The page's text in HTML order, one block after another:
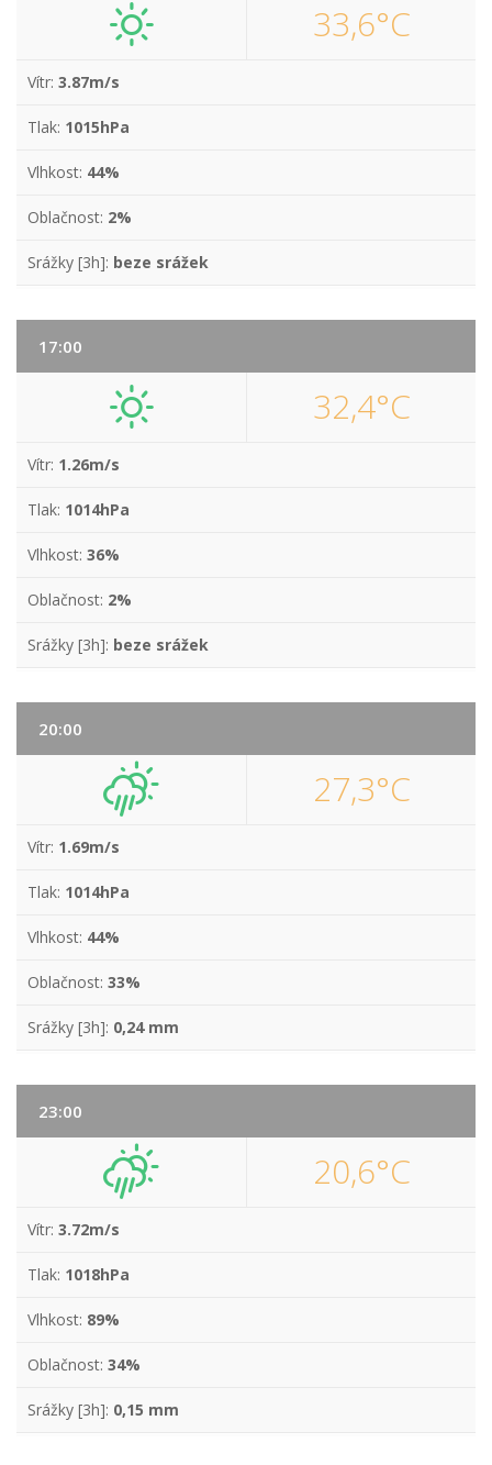
33,6°C
Vítr: 3.87m/s
Tlak: 1015hPa
Vlhkost: 44%
Oblačnost: 2%
Srážky [3h]: beze srážek
17:00
32,4°C
Vítr: 1.26m/s
Tlak: 1014hPa
Vlhkost: 36%
Oblačnost: 2%
Srážky [3h]: beze srážek
20:00
27,3°C
Vítr: 1.69m/s
Tlak: 1014hPa
Vlhkost: 44%
Oblačnost: 33%
Srážky [3h]: 0,24 mm
23:00
20,6°C
Vítr: 3.72m/s
Tlak: 1018hPa
Vlhkost: 89%
Oblačnost: 34%
Srážky [3h]: 0,15 mm